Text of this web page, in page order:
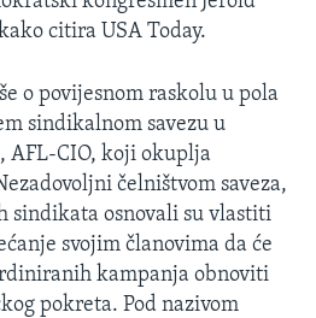
citira USA Today.
o povijesnom raskolu u pola
sindikalnom savezu u
AFL-CIO, koji okuplja
čelništvom saveza,
sindikata osnovali su vlastiti
svojim članovima da će
kampanja obnoviti
pokreta. Pod nazivom